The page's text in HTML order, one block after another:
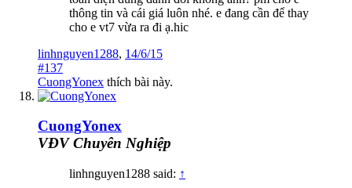
thông tin và cái giá luôn nhé. e đang cần để thay
cho e vt7 vừa ra đi ạ.hic
linhnguyen1288, 14/6/15
#137
CuongYonex thích bài này.
CuongYonex
VĐV Chuyên Nghiệp
linhnguyen1288 said: ↑